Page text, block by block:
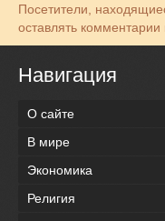
Посетители,
оставлять
Навигация
О сайте
В мире
Экономика
Религия